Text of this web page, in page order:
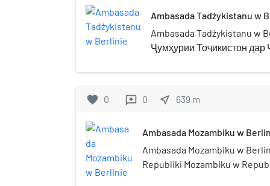
Ambasada Tadżykistanu w
Ambasada Tadżykistanu w
Ҷумҳурии Тоҷикистон дар
Tadżykistanu w Republice
jest również w
favorite 0 reviews 0 near_me 639 m
Ambasada Mozambiku w
Ambasada Mozambiku w
Republiki Mozambiku w